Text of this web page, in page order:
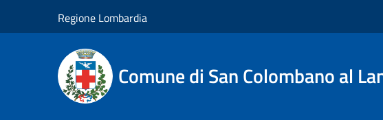
Regione Lombardia
Comune di San Colombano al